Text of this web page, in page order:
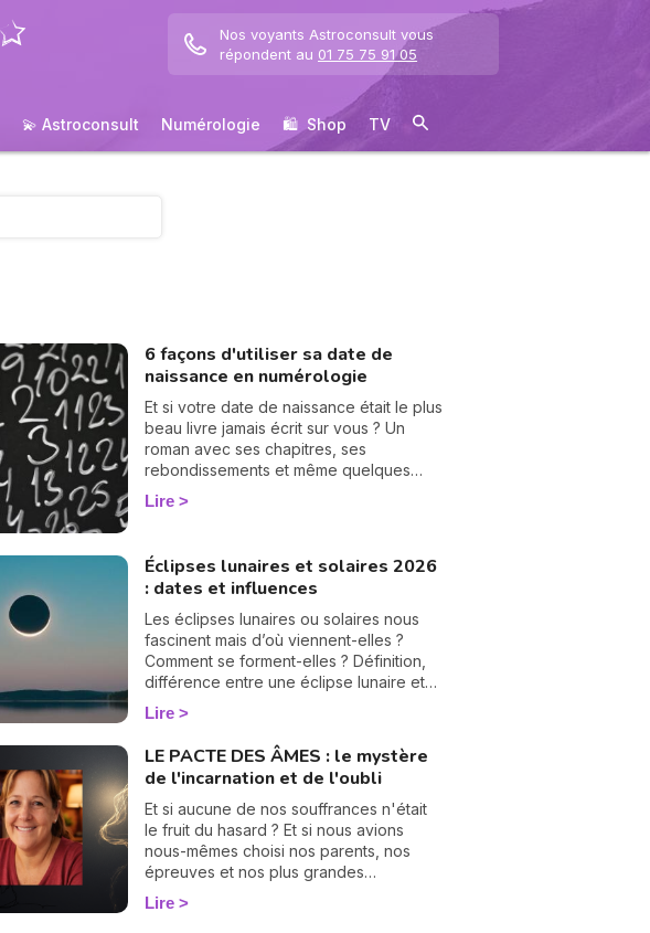
Nos voyants Astroconsult vous
répondent au 01 75 75 91 05
💫 Astroconsult Numérologie 🛍 ️ Shop TV
6 façons d'utiliser sa date de
naissance en numérologie
Et si votre date de naissance était le plus
beau livre jamais écrit sur vous ? Un
roman avec ses chapitres, ses
rebondissements et même quelques
cartes cachées dans la manche. La
numérologie vous aide à en tourner les
comment… 🔢
Lire
Éclipses lunaires et solaires 2026
: dates et influences
Les éclipses lunaires ou solaires nous
fascinent mais d’où viennent-elles ?
Comment se forment-elles ? Définition,
différence entre une éclipse lunaire et
solaire, influence en astrologie et dates
des éclipses en 2025, je vous dis tout
Lire
LE PACTE DES ÂMES : le mystère
de l'incarnation et de l'oubli
Et si aucune de nos souffrances n'était
le fruit du hasard ? Et si nous avions
nous-mêmes choisi nos parents, nos
épreuves et nos plus grandes
déchirures, bien avant notre premier
souffle ? C'est le vertigineux mystère du
Lire